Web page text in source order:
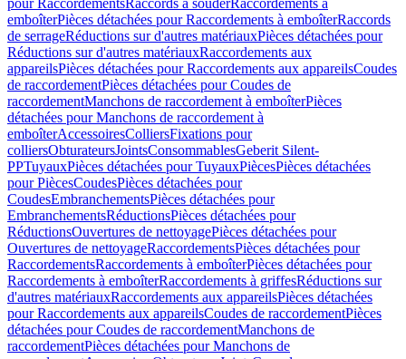
pour RaccordementsRaccords à souderRaccordements à
emboîterPièces détachées pour Raccordements à emboîterRaccords
de serrageRéductions sur d'autres matériauxPièces détachées pour
Réductions sur d'autres matériauxRaccordements aux
appareilsPièces détachées pour Raccordements aux appareilsCoudes
de raccordementPièces détachées pour Coudes de
raccordementManchons de raccordement à emboîterPièces
détachées pour Manchons de raccordement à
emboîterAccessoiresColliersFixations pour
colliersObturateursJointsConsommablesGeberit Silent-
PPTuyauxPièces détachées pour TuyauxPiècesPièces détachées
pour PiècesCoudesPièces détachées pour
CoudesEmbranchementsPièces détachées pour
EmbranchementsRéductionsPièces détachées pour
RéductionsOuvertures de nettoyagePièces détachées pour
Ouvertures de nettoyageRaccordementsPièces détachées pour
RaccordementsRaccordements à emboîterPièces détachées pour
Raccordements à emboîterRaccordements à griffesRéductions sur
d'autres matériauxRaccordements aux appareilsPièces détachées
pour Raccordements aux appareilsCoudes de raccordementPièces
détachées pour Coudes de raccordementManchons de
raccordementPièces détachées pour Manchons de